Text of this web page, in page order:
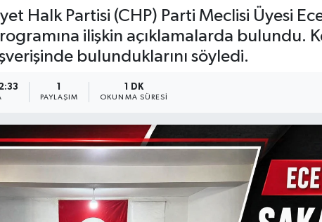
Halk Partisi (CHP) Parti Meclisi Üyesi
ilişkin açıklamalarda bulundu.
bulunduklarını söyledi.
PAYLAŞIM
1 DK
OKUNMA SÜRESI